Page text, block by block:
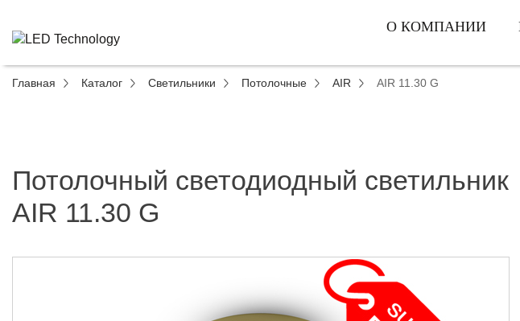
О КОМПАНИИ
Главная Каталог Светильники Потолочные AIR AIR 11.30 G
Потолочный светодиодный светильник
AIR 11.30 G